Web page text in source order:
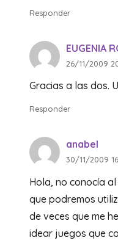
Responder
EUGENIA
26/11/2009
Gracias a las dos.
Responder
anabel
30/11/2009
Hola, no conocía
que podremos
de veces que me
idear juegos que